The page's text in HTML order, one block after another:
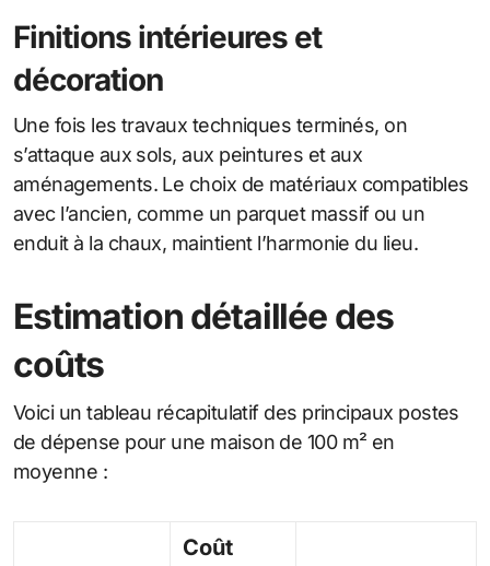
Finitions intérieures et
décoration
Une fois les travaux techniques terminés, on
s’attaque aux sols, aux peintures et aux
aménagements. Le choix de matériaux compatibles
avec l’ancien, comme un parquet massif ou un
enduit à la chaux, maintient l’harmonie du lieu.
Estimation détaillée des
coûts
Voici un tableau récapitulatif des principaux postes
de dépense pour une maison de 100 m² en
moyenne :
Coût